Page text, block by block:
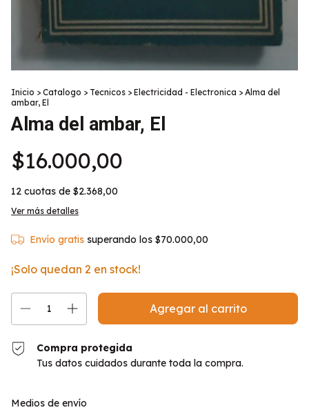
Inicio > Catalogo > Tecnicos > Electricidad - Electronica > Alma del
ambar, El
Alma del ambar, El
$16.000,00
12 cuotas de $2.368,00
Ver más detalles
Envío gratis superando los $70.000,00
¡Solo quedan 2 en stock!
Compra protegida
Tus datos cuidados durante toda la compra.
Entregas para el CP:
Medios de envío